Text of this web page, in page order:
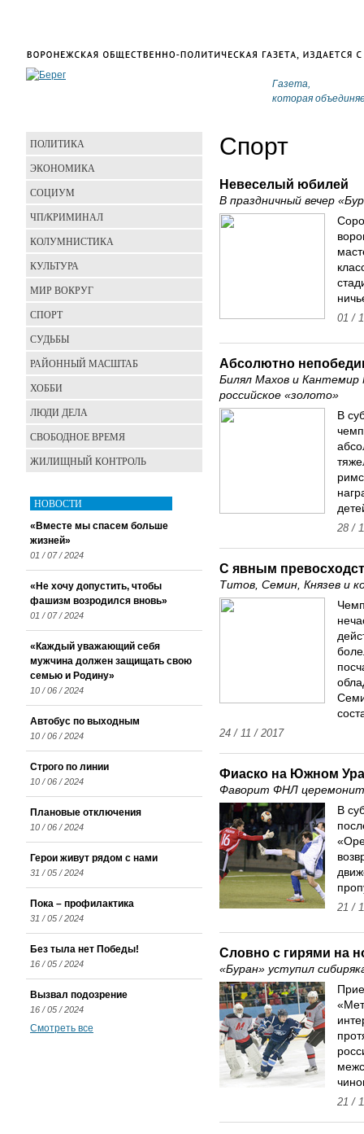
Газета,
которая
Спорт
Невеселый юбилей
В праздничный вечер
01 /
Абсолютно
Билял Махов и Кантемир
российское «золото»
В
28 /
С явным
Титов, Семин, Князев и
24 / 11 / 2017
Фиаско на Южном
Фаворит ФНЛ
В
21 /
Словно с гирями на
«Буран» уступил
21 /
ПОЛИТИКА
ЭКОНОМИКА
СОЦИУМ
ЧП/КРИМИНАЛ
КОЛУМНИСТИКА
КУЛЬТУРА
МИР ВОКРУГ
СПОРТ
СУДЬБЫ
РАЙОННЫЙ МАСШТАБ
ХОББИ
ЛЮДИ ДЕЛА
СВОБОДНОЕ ВРЕМЯ
ЖИЛИЩНЫЙ КОНТРОЛЬ
НОВОСТИ
«Вместе мы спасем больше
жизней»
01 / 07 / 2024
«Не хочу допустить, чтобы
фашизм возродился вновь»
01 / 07 / 2024
«Каждый уважающий себя
мужчина должен защищать свою
семью и Родину»
10 / 06 / 2024
Автобус по выходным
10 / 06 / 2024
Строго по линии
10 / 06 / 2024
Плановые отключения
10 / 06 / 2024
Герои живут рядом с нами
31 / 05 / 2024
Пока – профилактика
31 / 05 / 2024
Без тыла нет Победы!
16 / 05 / 2024
Вызвал подозрение
16 / 05 / 2024
Смотреть все